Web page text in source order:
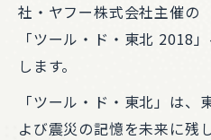
社・ヤフー株式会社主催の
「ツール・ド・東北 2018
します。
「ツール・ド・東北」は
よび震災の記憶を未来に残